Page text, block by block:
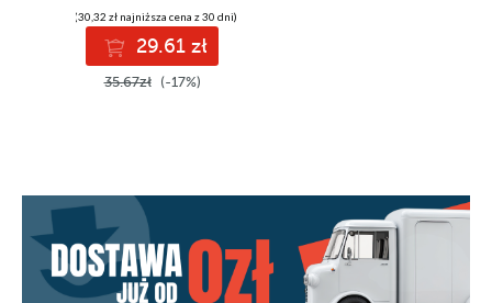
(30,32 zł najniższa cena z 30 dni)
29.61 zł
35.67zł (-17%)